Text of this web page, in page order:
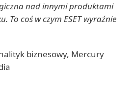
nad innymi produktami
To coś w czym ESET wyraźnie
biznesowy, Mercury